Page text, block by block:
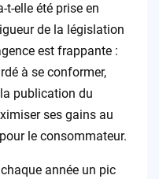
t-elle été prise en
de la législation
est frappante :
à se conformer,
publication du
ses gains au
le consommateur.
année un pic